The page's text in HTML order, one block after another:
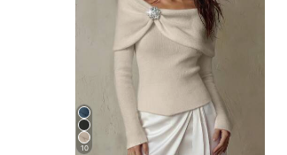
10